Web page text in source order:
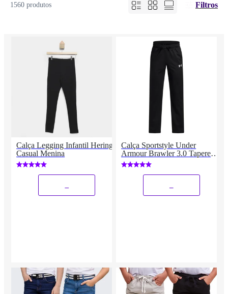
1560 produtos Filtros
Calça Legging Infantil Hering
Casual Menina
Calça Sportstyle Under
Armour Brawler 3.0 Tapered
Infantil